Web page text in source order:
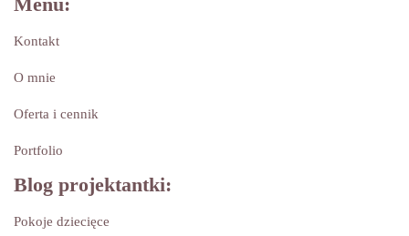
Kontakt
O mnie
Oferta i cennik
Portfolio
Blog projektantki:
Pokoje dziecięce